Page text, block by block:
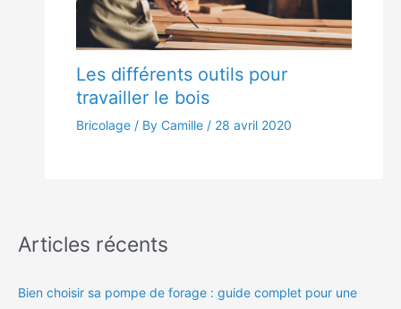
Les différents outils pour
travailler le bois
Bricolage / By Camille / 28 avril 2020
Articles récents
Bien choisir sa pompe de forage : guide complet pour une